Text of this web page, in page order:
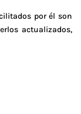
por él son
actualizados,